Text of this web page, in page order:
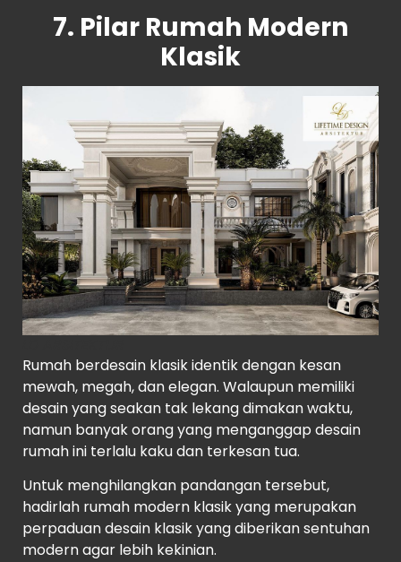
7. Pilar Rumah Modern
Klasik
Rumah berdesain klasik identik dengan kesan
mewah, megah, dan elegan. Walaupun memiliki
desain yang seakan tak lekang dimakan waktu,
namun banyak orang yang menganggap desain
rumah ini terlalu kaku dan terkesan tua.
Untuk menghilangkan pandangan tersebut,
hadirlah rumah modern klasik yang merupakan
perpaduan desain klasik yang diberikan sentuhan
modern agar lebih kekinian.